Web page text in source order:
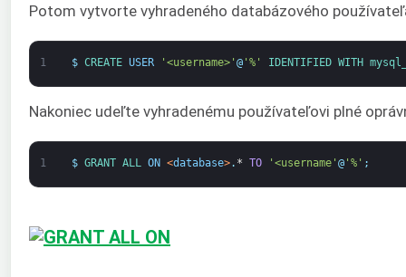
Potom vytvorte vyhradeného databázového
1 $ CREATE USER '<username>' @'%' IDENTIFIED WITH
Nakoniec udeľte vyhradenému používateľovi plné
1 $ GRANT ALL ON <database>. * TO '<username' @'%' ;